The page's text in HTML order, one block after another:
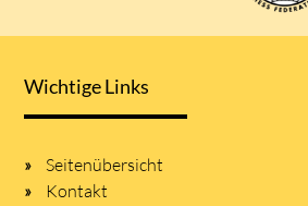
Wichtige Links
Seitenübersicht
Kontakt